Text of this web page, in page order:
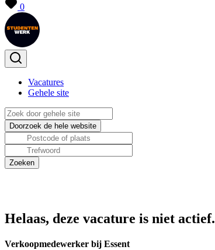
0
Vacatures
Gehele site
Helaas, deze vacature is niet actief.
Verkoopmedewerker bij Essent